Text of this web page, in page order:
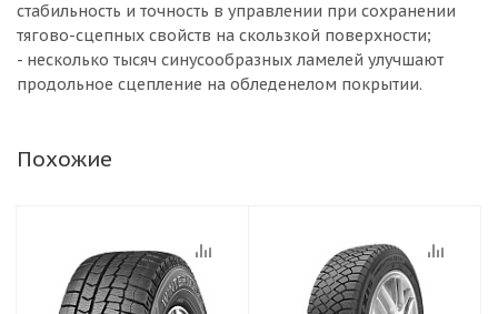
стабильность и точность в управлении при сохранении
тягово-сцепных свойств на скользкой поверхности;
- несколько тысяч синусообразных ламелей улучшают
продольное сцепление на обледенелом покрытии.
Похожие